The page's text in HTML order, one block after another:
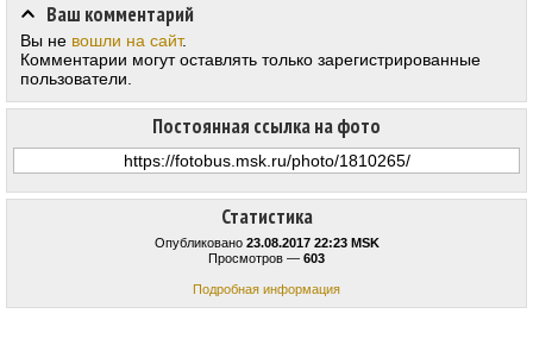
Статистика
Опубликовано 23.08.2017 22:23 MSK
Просмотров — 603
Подробная информация
Постоянная ссылка на фото
Ваш комментарий
Вы не вошли на сайт.
Комментарии могут оставлять только зарегистрированные
пользователи.